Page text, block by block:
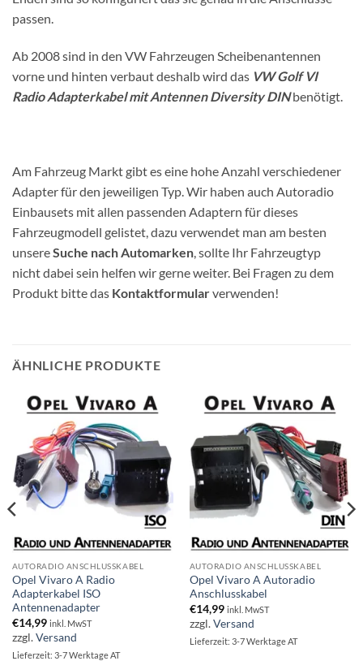
passen.
Ab 2008 sind in den VW Fahrzeugen Scheibenantennen
vorne und hinten verbaut deshalb wird das VW Golf VI
Radio Adapterkabel mit Antennen Diversity DINbenötigt.
Am Fahrzeug Markt gibt es eine hohe Anzahl verschiedener
Adapter für den jeweiligen Typ. Wir haben auch Autoradio
Einbausets mit allen passenden Adaptern für dieses
Fahrzeugmodell gelistet, dazu verwendet man am besten
unsereSuche nach Automarken , sollte Ihr Fahrzeugtyp
nicht dabei sein helfen wir gerne weiter. Bei Fragen zu dem
Produkt bitte das Kontaktformularverwenden!
ÄHNLICHE PRODUKTE
AUTORADIO ANSCHLUSSKABEL
Opel Vivaro A Radio
Adapterkabel ISO
Antennenadapter
€14,99 inkl. MwST
zzgl.Versand
Lieferzeit: 3-7 Werktage AT
AUTORADIO ANSCHLUSSKABEL
Opel Vivaro A Autoradio
Anschlusskabel
€14,99 inkl. MwST
zzgl.Versand
Lieferzeit: 3-7 Werktage AT